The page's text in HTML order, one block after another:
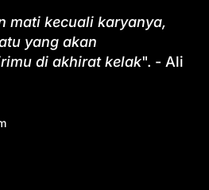
mati kecuali karyanya,
yang akan
di akhirat kelak". - Ali